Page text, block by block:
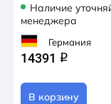
Наличие
менеджера
Германия
14391 q
В корзину